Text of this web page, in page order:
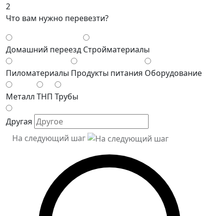
2
Что вам нужно перевезти?
Домашний переезд Стройматериалы
Пиломатериалы Продукты питания Оборудование
Металл ТНП Трубы
Другая
На следующий шаг